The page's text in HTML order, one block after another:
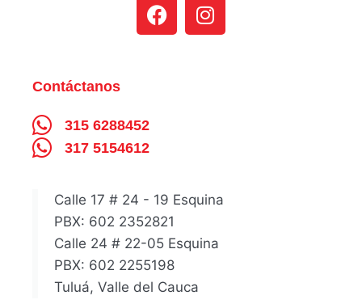
Contáctanos
315 6288452
317 5154612
Calle 17 # 24 - 19 Esquina
PBX: 602 2352821
Calle 24 # 22-05 Esquina
PBX: 602 2255198
Tuluá, Valle del Cauca